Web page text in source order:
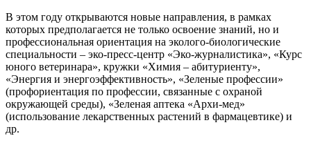
В этом году открываются новые направления, в рамках
которых предполагается не только освоение знаний, но и
профессиональная ориентация на эколого-биологические
специальности – эко-пресс-центр «Эко-журналистика», «Курс
юного ветеринара», кружки «Химия – абитуриенту»,
«Энергия и энергоэффективность», «Зеленые профессии»
(профориентация по профессии, связанные с охраной
окружающей среды), «Зеленая аптека «Архи-мед»
(использование лекарственных растений в фармацевтике) и
др.